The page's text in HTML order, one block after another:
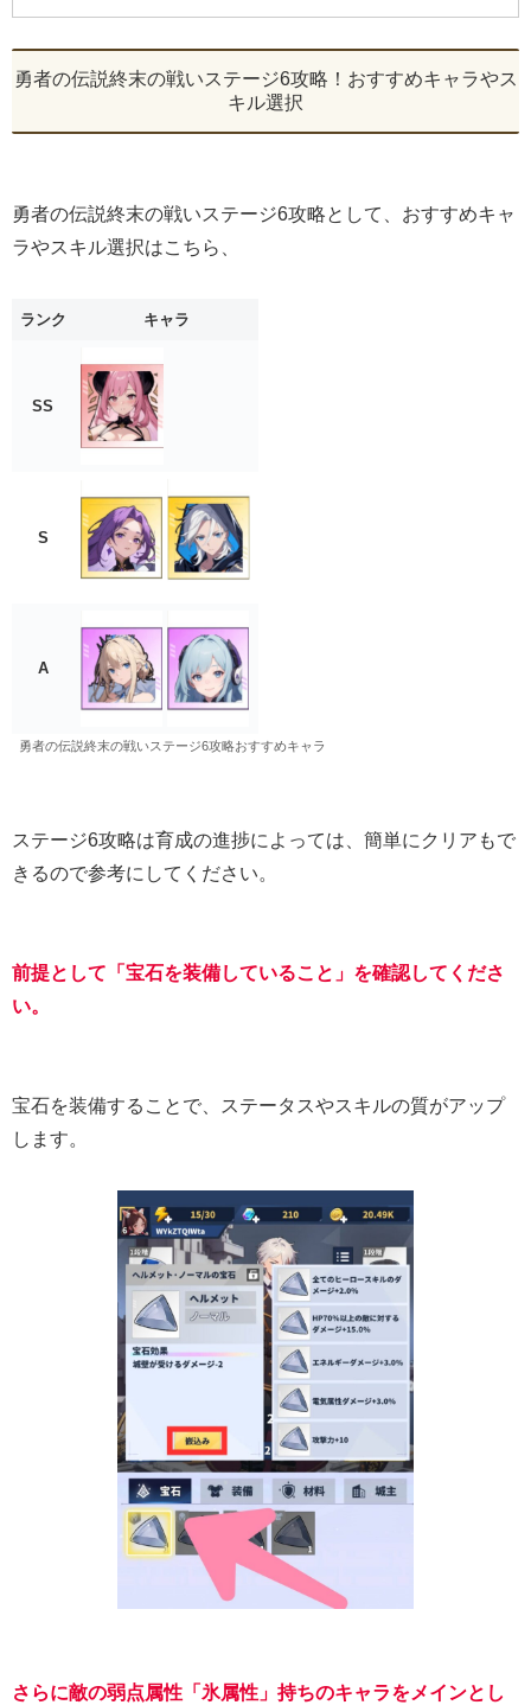
勇者の伝説終末の戦いステージ6攻略！おすすめキャラやス
キル選択
勇者の伝説終末の戦いステージ6攻略として、おすすめキャ
ラやスキル選択はこちら、
ランク キャラ
SS
S
A
勇者の伝説終末の戦いステージ6攻略おすすめキャラ
ステージ6攻略は育成の進捗によっては、簡単にクリアもで
きるので参考にしてください。
前提として「宝石を装備していること」を確認してくださ
い。
宝石を装備することで、ステータスやスキルの質がアップ
します。
さらに敵の弱点属性「氷属性」持ちのキャラをメインとし